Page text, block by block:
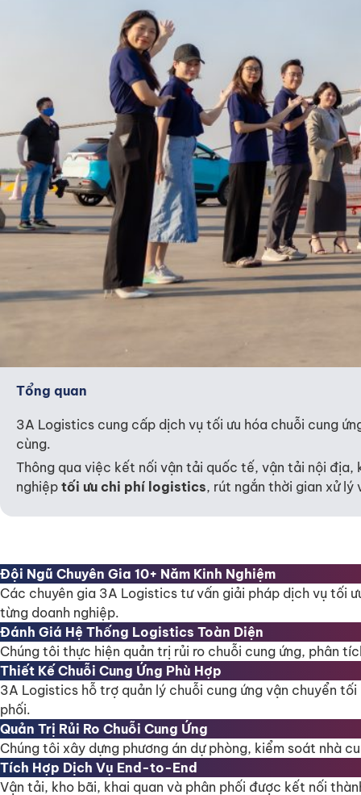
Tổng quan
3A Logistics cung cấp dịch vụ tối ưu hóa chuỗi cung
cùng.
Thông qua việc kết nối vận tải quốc tế, vận tải nội
nghiệp tối ưu chi phí logistics, rút ngắn thời gian xử lý
Đội Ngũ Chuyên Gia 10+ Năm Kinh Nghiệm
Các chuyên gia 3A Logistics tư vấn giải pháp dịch vụ tối
từng doanh nghiệp.
Đánh Giá Hệ Thống Logistics Toàn Diện
Chúng tôi thực hiện quản trị rủi ro chuỗi cung ứng, phân
Thiết Kế Chuỗi Cung Ứng Phù Hợp
3A Logistics hỗ trợ quản lý chuỗi cung ứng vận chuyển
phối.
Quản Trị Rủi Ro Chuỗi Cung Ứng
Chúng tôi xây dựng phương án dự phòng, kiểm soát nhà
Tích Hợp Dịch Vụ End-to-End
Vận tải, kho bãi, khai quan và phân phối được kết nối